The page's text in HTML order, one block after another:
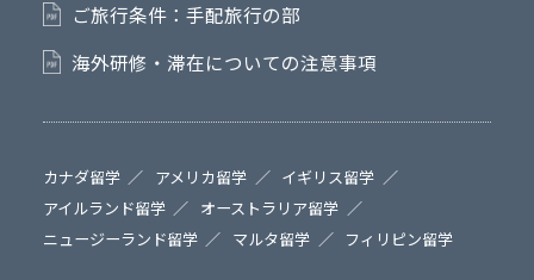
ご旅行条件：手配旅行の部
海外研修・滞在についての注意事項
カナダ留学 アメリカ留学
イギリス留学
アイルランド留学
オーストラリア留学
ニュージーランド留学
マルタ留学 フィリピン留学